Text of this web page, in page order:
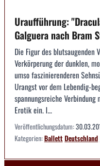
Uraufführung:
Galguera nach Bram
Die Figur des blutsaugenden
Verkörperung der dunklen,
umso faszinierenderen
Urangst vor dem Lebendig-
spannungsreiche
Erotik ein. I...
Veröffentlichungsdatum:
Kategorien:BallettDeutschland